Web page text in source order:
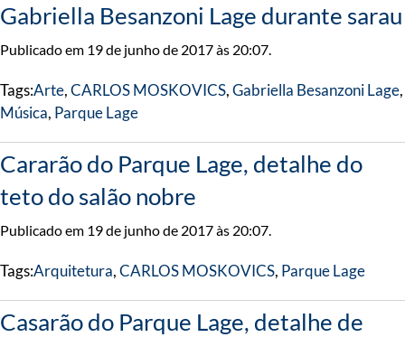
Gabriella Besanzoni Lage durante sarau
Publicado em 19 de junho de 2017 às 20:07.
Tags:Arte,CARLOS MOSKOVICS,Gabriella Besanzoni Lage,
Música, Parque Lage
Cararão do Parque Lage, detalhe do
teto do salão nobre
Publicado em 19 de junho de 2017 às 20:07.
Tags:Arquitetura,CARLOS MOSKOVICS, Parque Lage
Casarão do Parque Lage, detalhe de